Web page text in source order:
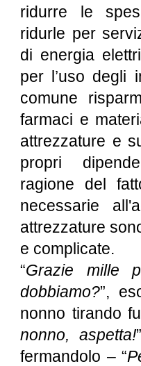
ridurre le
ridurle per
di energia
per l’uso degli
comune
farmaci e
attrezzature e
propri
ragione del
necessarie
attrezzature
e complicate.
“Grazie mille
dobbiamo?”,
nonno tirando
nonno, aspetta!
fermandolo – “